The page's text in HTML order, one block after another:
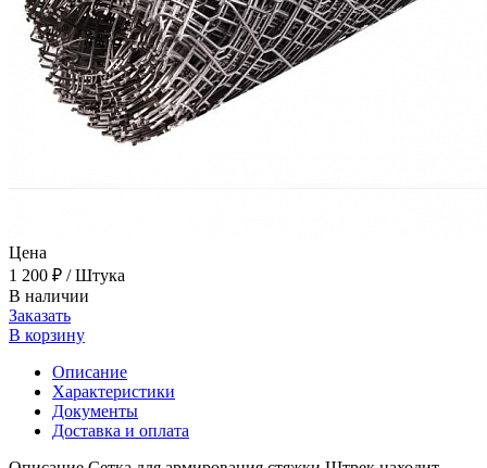
Цена
1 200 ₽ / Штука
В наличии
Заказать
В корзину
Описание
Характеристики
Документы
Доставка и оплата